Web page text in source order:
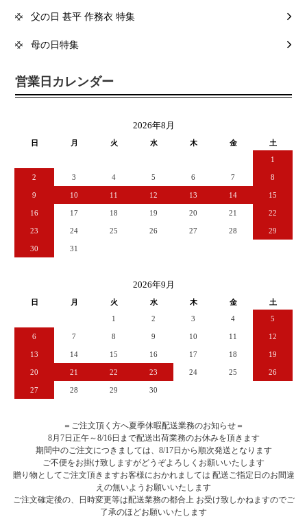
父の日 甚平 作務衣 特集
母の日特集
営業日カレンダー
2026年8月
日 月 火 水 木 金
土
1
2 3 4 5 6 7 8
9 10 11 12 13 14 15
16 17 18 19 20 21 22
23 24 25 26 27 28 29
30 31
2026年9月
日 月 火 水 木 金
土
1
2 3 4 5
6 7 8 9 10 11 12
13 14 15 16 17 18 19
20 21 22 23 24 25 26
27 28 29 30
＝ご注文頂く方へ夏季休暇配送業務のお知らせ＝
8月7日正午～8/16日まで配送出荷業務のお休みを頂きます
期間中のご注文につきましては、8/17日から順次発送となります
ご不便をお掛け致しますがどうぞよろしくお願いいたします
贈り物としてご注文頂きますお客様におかれましては 配送ご指定日のお間違
えの無いようお願いいたします
ご注文確定後の、日時変更等は配送業務の都合上 お受け致しかねますのでご
了承のほどお願いいたします